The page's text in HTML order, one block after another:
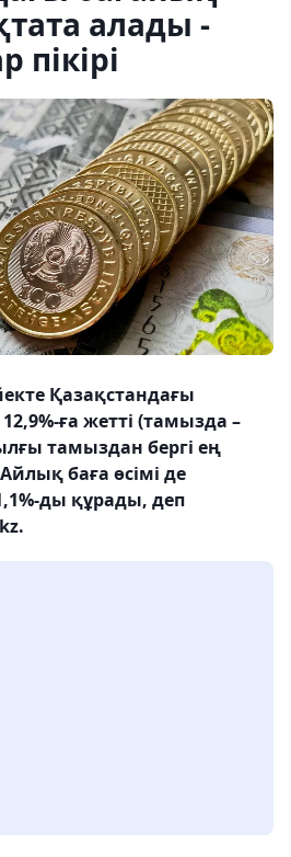
алады -
Қазақстандағы
ға жетті (тамызда –
тамыздан бергі ең
баға өсімі де
ды құрады, деп